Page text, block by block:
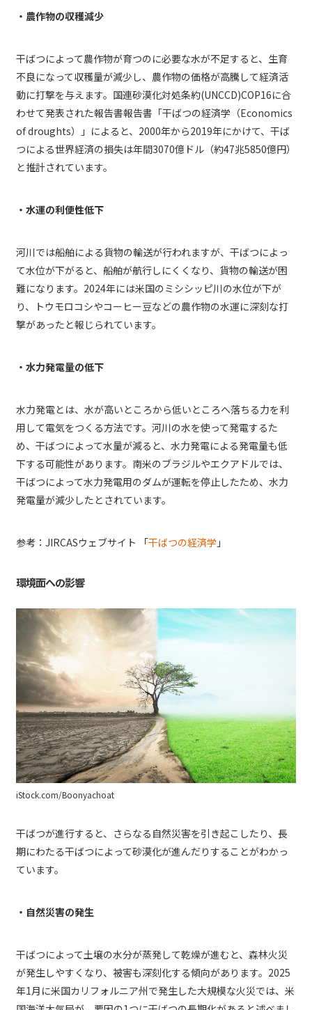
・農作物の収穫減少
干ばつによって農作物が育つのに必要な水が不足すると、生育
不良になって収穫量が減少し、農作物の価格が高騰して経済活
動に打撃を与えます。国連砂漠化対処条約(UNCCD)COP16に合
わせて発表された報告書報告書「干ばつの経済学（Economics
of droughts）」によると、2000年から2019年にかけて、干ば
つによる世界経済の損失は年間3070億ドル（約47兆5850億円）
と推計されています。
・水運の利便性低下
河川では船舶による貨物の輸送が行われますが、干ばつによっ
て水位が下がると、船舶が航行しにくくなり、貨物の輸送が困
難になります。2024年には米国のミシシッピ川の水位が下が
り、トウモロコシやコーヒー豆などの農作物の水運に深刻な打
撃があったと報じられています。
・水力発電量の低下
水力発電とは、水が高いところから低いところへ落ちる力を利
用して電気をつくる方法です。河川の水を使って発電するた
め、干ばつによって水量が減ると、水力発電による発電量も低
下する可能性があります。南米のブラジルやエクアドルでは、
干ばつによって水力発電用のダムが運転を停止したため、水力
発電量が減少したとされています。
参考：JIRCASウェブサイト 「干ばつの経済学 」
環境面への影響
iStock.com/Boonyachoat
干ばつが進行すると、さらなる自然災害を引き起こしたり、長
期にわたる干ばつによって砂漠化が進んだりすることがわかっ
ています。
・自然災害の発生
干ばつによって土壌の水分が蒸発して乾燥が進むと、森林火災
が発生しやすくなり、被害も深刻化する傾向があります。2025
年1月に米国カリフォルニア州で発生した大規模な火災では、米